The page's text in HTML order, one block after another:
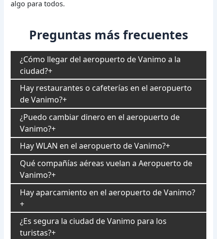
algo para todos.
Preguntas más frecuentes
¿Cómo llegar del aeropuerto de Vanimo a la
ciudad?
Hay restaurantes o cafeterías en el aeropuerto
de Vanimo?
¿Puedo cambiar dinero en el aeropuerto de
Vanimo?
Hay WLAN en el aeropuerto de Vanimo?
Qué compañías aéreas vuelan a Aeropuerto de
Vanimo?
Hay aparcamiento en el aeropuerto de Vanimo?
¿Es segura la ciudad de Vanimo para los
turistas?